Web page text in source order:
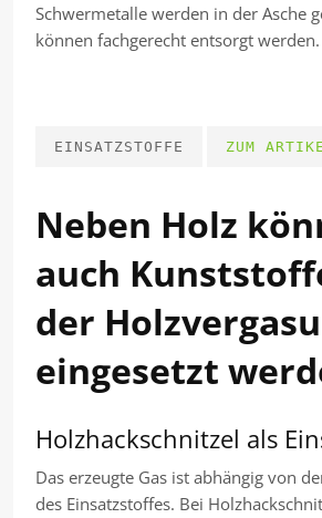
Schwermetalle werden in der Asche
können fachgerecht entsorgt werden.
EINSATZSTOFFE ZUM
Neben Holz
auch
der
eingesetzt
Holzhackschnitzel als
Das erzeugte Gas ist abhängig von
des Einsatzstoffes. Bei